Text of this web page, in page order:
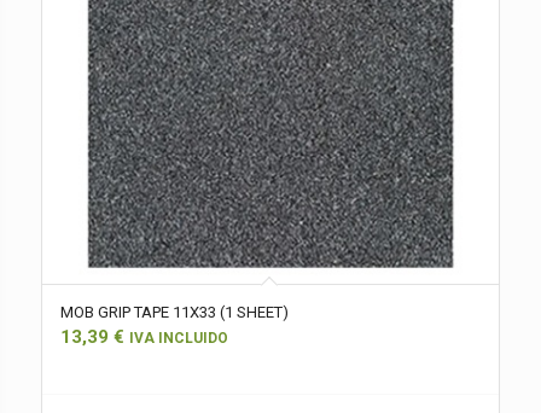
MOB GRIP TAPE 11X33 (1 SHEET)
13,39 € IVA INCLUIDO